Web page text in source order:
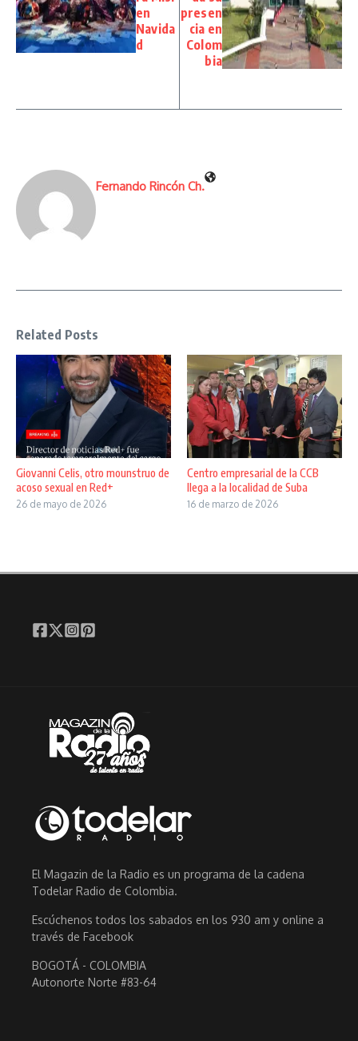
en
Navida
d
presen
cia en
Colom
bia
Fernando Rincón Ch.
Related Posts
Giovanni Celis, otro mounstruo de
acoso sexual en Red+
26 de mayo de 2026
Centro empresarial de la CCB
llega a la localidad de Suba
16 de marzo de 2026
El Magazin de la Radio es un programa de la cadena
Todelar Radio de Colombia.
Escúchenos todos los sabados en los 930 am y online a
través de Facebook
BOGOTÁ - COLOMBIA
Autonorte Norte #83-64